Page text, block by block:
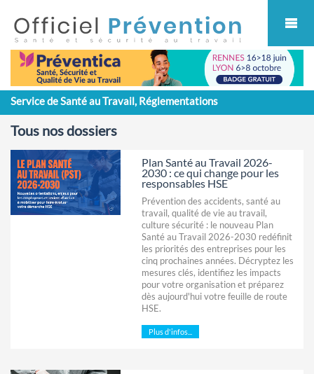
Service de Santé au Travail, Réglementations
Tous nos dossiers
Plan Santé au Travail 2026-
2030 : ce qui change pour les
responsables HSE
Prévention des accidents, santé au
travail, qualité de vie au travail,
culture sécurité : le nouveau Plan
Santé au Travail 2026-2030 redéfinit
les priorités des entreprises pour les
cinq prochaines années. Décryptez les
mesures clés, identifiez les impacts
pour votre organisation et préparez
dès aujourd'hui votre feuille de route
HSE.
Plus d'infos...